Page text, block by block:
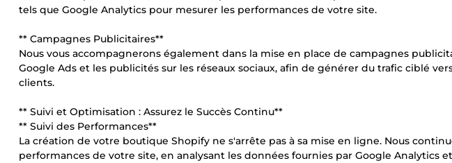
tels que Google Analytics pour mesurer les performances de votre site.
** Campagnes Publicitaires**
Nous vous accompagnerons également dans la mise en place de campagnes
Google Ads et les publicités sur les réseaux sociaux, afin de générer du trafic ciblé
clients.
** Suivi et Optimisation : Assurez le Succès Continu**
** Suivi des Performances**
La création de votre boutique Shopify ne s'arrête pas à sa mise en ligne. Nous
performances de votre site, en analysant les données fournies par Google Analytics